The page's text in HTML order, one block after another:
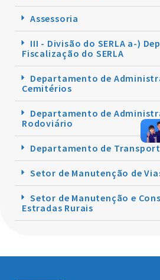
Assessoria
III - Divisão do SERLA a-)
Fiscalização do SERLA
Departamento de
Cemitérios
Departamento de
Rodoviário
Departamento de
Setor de Manutenção de
Setor de Manutenção e
Estradas Rurais